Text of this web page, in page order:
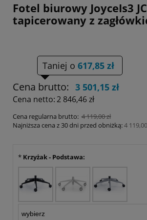
Fotel biurowy JoyceIs3
tapicerowany z
Taniej o 617,85 zł
Cena brutto: 3 501,15 zł
Cena netto:2 846,46 zł
Cena regularna brutto: 4 119,00 zł
Najniższa cena z 30 dni przed obniżką:4
* Krzyżak - Podstawa: